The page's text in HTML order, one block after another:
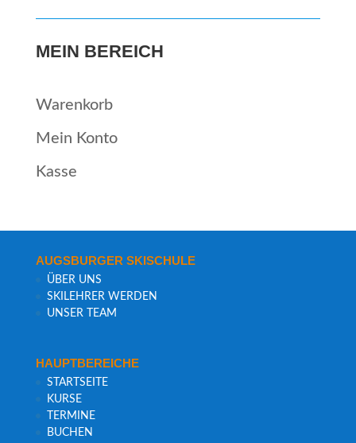
MEIN BEREICH
Waren­korb
Mein Kon­to
Kas­se
AUGS­BUR­GER SKISCHULE
ÜBER UNS
SKI­LEH­RER WERDEN
UNSER TEAM
HAUPT­BE­REI­CHE
START­SEI­TE
KUR­SE
TER­MI­NE
BUCHEN